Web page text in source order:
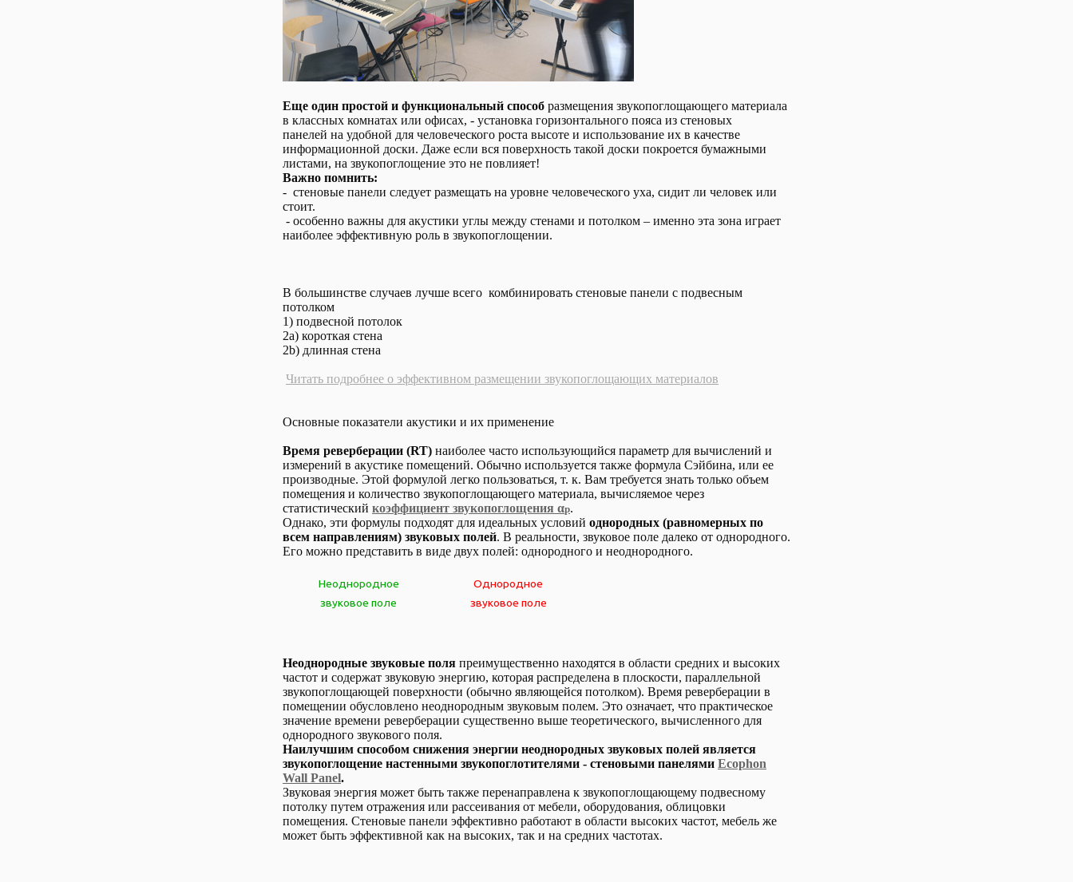
Еще один простой и функциональный способ размещения звукопоглощающего материала
в классных комнатах или офисах, - установка горизонтального пояса из стеновых
панелей на удобной для человеческого роста высоте и использование их в качестве
информационной доски. Даже если вся поверхность такой доски покроется бумажными
листами, на звукопоглощение это не повлияет!
Важно помнить:
- стеновые панели следует размещать на уровне человеческого уха, сидит ли человек или
стоит.
- особенно важны для акустики углы между стенами и потолком – именно эта зона играет
наиболее эффективную роль в звукопоглощении.
В большинстве случаев лучше всего комбинировать стеновые панели с подвесным
потолком
1) подвесной потолок
2a) короткая стена
2b) длинная стена
Читать подробнее о эффективном размещении звукопоглощающих материалов
Основные показатели акустики и их применение
Время реверберации (RT) наиболее часто использующийся параметр для вычислений и
измерений в акустике помещений. Обычно используется также формула Сэйбина, или ее
производные. Этой формулой легко пользоваться, т. к. Вам требуется знать только объем
помещения и количество звукопоглощающего материала, вычисляемое через
статистический коэффициент звукопоглощения αp.
Однако, эти формулы подходят для идеальных условий однородных (равномерных по
всем направлениям) звуковых полей. В реальности, звуковое поле далеко от однородного.
Его можно представить в виде двух полей: однородного и неоднородного.
Неоднородное
звуковое поле
Однородное
звуковое поле
Неоднородные звуковые поля преимущественно находятся в области средних и высоких
частот и содержат звуковую энергию, которая распределена в плоскости, параллельной
звукопоглощающей поверхности (обычно являющейся потолком). Время реверберации в
помещении обусловлено неоднородным звуковым полем. Это означает, что практическое
значение времени реверберации существенно выше теоретического, вычисленного для
однородного звукового поля.
Наилучшим способом снижения энергии неоднородных звуковых полей является
звукопоглощение настенными звукопоглотителями - стеновыми панелями Ecophon
Wall Panel.
Звуковая энергия может быть также перенаправлена к звукопоглощающему подвесному
потолку путем отражения или рассеивания от мебели, оборудования, облицовки
помещения. Стеновые панели эффективно работают в области высоких частот, мебель же
может быть эффективной как на высоких, так и на средних частотах.